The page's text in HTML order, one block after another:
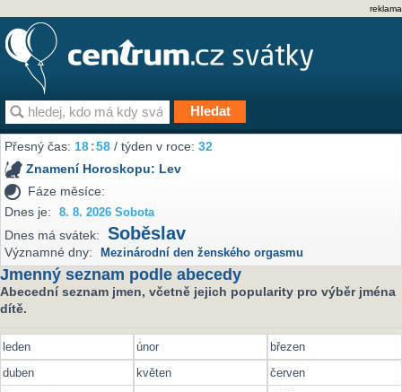
reklama
Přesný čas:18:58 / týden v roce:32
Znamení Horoskopu: Lev
Fáze měsíce:
Dnes je:
8. 8. 2026 Sobota
Dnes má svátek: Soběslav
Významné dny: Mezinárodní den ženského orgasmu
Jmenný seznam podle abecedy
Abecední seznam jmen, včetně jejich popularity pro výběr jména
dítě.
leden únor
březen
duben
květen
červen